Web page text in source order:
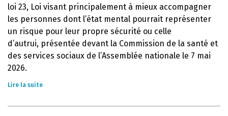
loi 23, Loi visant principalement à mieux accompagner
les personnes dont l’état mental pourrait représenter
un risque pour leur propre sécurité ou celle
d’autrui, présentée devant la Commission de la santé et
des services sociaux de l’Assemblée nationale le 7 mai
2026.
Lire la suite